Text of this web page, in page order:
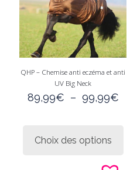
QHP – Chemise anti eczéma et anti
UV Big Neck
89,99€ – 99,99€
Choix des options